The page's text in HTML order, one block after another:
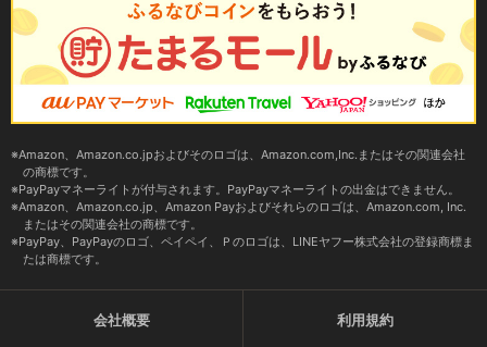
Amazon、Amazon.co.jpおよびそのロゴは、Amazon.com,Inc.またはその関連会社
の商標です。
PayPayマネーライトが付与されます。PayPayマネーライトの出金はできません。
Amazon、Amazon.co.jp、Amazon Payおよびそれらのロゴは、Amazon.com, Inc.
またはその関連会社の商標です。
PayPay、PayPayのロゴ、ペイペイ、Ｐのロゴは、LINEヤフー株式会社の登録商標ま
たは商標です。
会社概要 利用規約